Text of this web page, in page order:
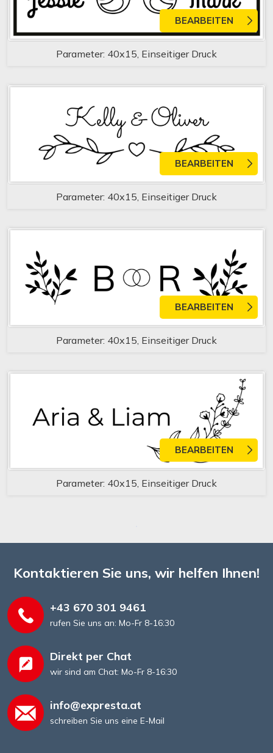
Parameter: 40x15, Einseitiger Druck
BEARBEITEN
Parameter: 40x15, Einseitiger Druck
BEARBEITEN
Parameter: 40x15, Einseitiger Druck
BEARBEITEN
Parameter: 40x15, Einseitiger Druck
BEARBEITEN
Kontaktieren Sie uns, wir helfen Ihnen!
+43 670 301 9461
rufen Sie uns an: Mo-Fr 8-16:30
Direkt per Chat
wir sind am Chat: Mo-Fr 8-16:30
info@expresta.at
schreiben Sie uns eine E-Mail